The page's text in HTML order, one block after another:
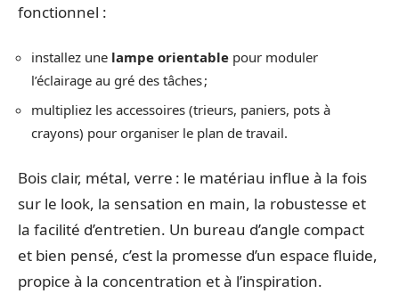
fonctionnel :
installez une lampe orientable pour moduler
l’éclairage au gré des tâches ;
multipliez les accessoires (trieurs, paniers, pots à
crayons) pour organiser le plan de travail.
Bois clair, métal, verre : le matériau influe à la fois
sur le look, la sensation en main, la robustesse et
la facilité d’entretien. Un bureau d’angle compact
et bien pensé, c’est la promesse d’un espace fluide,
propice à la concentration et à l’inspiration.